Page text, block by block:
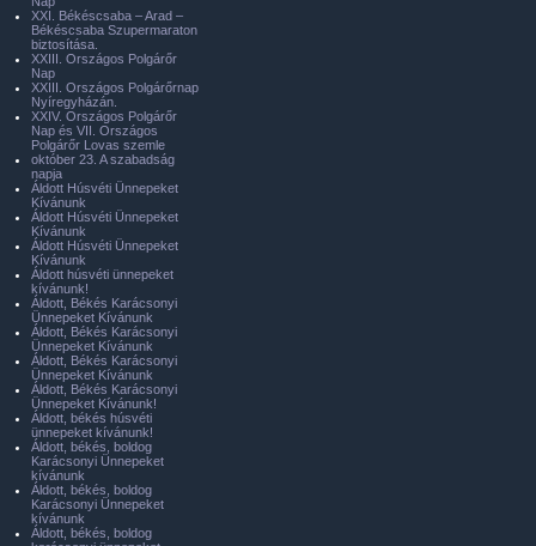
XXI. Békéscsaba – Arad –
Békéscsaba Szupermaraton
biztosítása.
XXIII. Országos Polgárőr
Nap
XXIII. Országos Polgárőrnap
Nyíregyházán.
XXIV. Országos Polgárőr
Nap és VII. Országos
Polgárőr Lovas szemle
október 23. A szabadság
napja
Áldott Húsvéti Ünnepeket
Kívánunk
Áldott Húsvéti Ünnepeket
Kívánunk
Áldott Húsvéti Ünnepeket
Kívánunk
Áldott húsvéti ünnepeket
kívánunk!
Áldott, Békés Karácsonyi
Ünnepeket Kívánunk
Áldott, Békés Karácsonyi
Ünnepeket Kívánunk
Áldott, Békés Karácsonyi
Ünnepeket Kívánunk
Áldott, Békés Karácsonyi
Ünnepeket Kívánunk!
Áldott, békés húsvéti
ünnepeket kívánunk!
Áldott, békés, boldog
Karácsonyi Ünnepeket
kívánunk
Áldott, békés, boldog
Karácsonyi Ünnepeket
kívánunk
Áldott, békés, boldog